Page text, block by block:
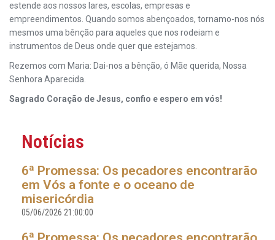
estende aos nossos lares, escolas, empresas e
empreendimentos. Quando somos abençoados, tornamo-nos nós
mesmos uma bênção para aqueles que nos rodeiam e
instrumentos de Deus onde quer que estejamos.
Rezemos com Maria: Dai-nos a bênção, ó Mãe querida, Nossa
Senhora Aparecida.
Sagrado Coração de Jesus, confio e espero em vós!
Notícias
6ª Promessa: Os pecadores encontrarão
em Vós a fonte e o oceano de
misericórdia
05/06/2026 21:00:00